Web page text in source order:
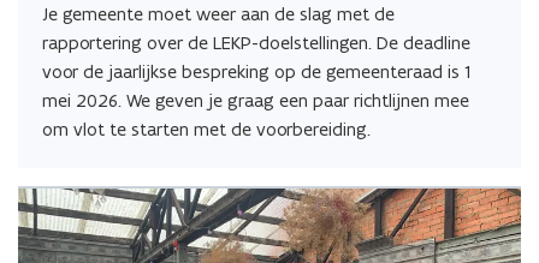
Je gemeente moet weer aan de slag met de
rapportering over de LEKP-doelstellingen. De deadline
voor de jaarlijkse bespreking op de gemeenteraad is 1
mei 2026. We geven je graag een paar richtlijnen mee
om vlot te starten met de voorbereiding.